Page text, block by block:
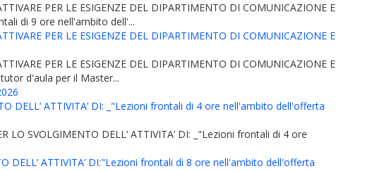
PER LE ESIGENZE DEL DIPARTIMENTO DI COMUNICAZIONE E
di 9 ore nell'ambito dell'...
PER LE ESIGENZE DEL DIPARTIMENTO DI COMUNICAZIONE E
PER LE ESIGENZE DEL DIPARTIMENTO DI COMUNICAZIONE E
tutor d'aula per il Master...
DELL’ ATTIVITA’ DI: _"Lezioni frontali di 4 ore nell'ambito dell'offerta
LO SVOLGIMENTO DELL’ ATTIVITA’ DI: _"Lezioni frontali di 4 ore
DELL’ ATTIVITA’ DI:"Lezioni frontali di 8 ore nell'ambito dell'offerta